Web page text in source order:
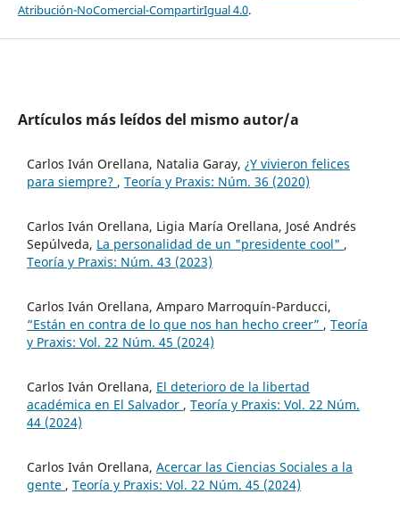
Atribución-NoComercial-CompartirIgual 4.0.
Artículos más leídos del mismo autor/a
Carlos Iván Orellana, Natalia Garay, ¿Y vivieron felices
para siempre? , Teoría y Praxis: Núm. 36 (2020)
Carlos Iván Orellana, Ligia María Orellana, José Andrés
Sepúlveda, La personalidad de un "presidente cool" ,
Teoría y Praxis: Núm. 43 (2023)
Carlos Iván Orellana, Amparo Marroquín-Parducci,
“Están en contra de lo que nos han hecho creer” , Teoría
y Praxis: Vol. 22 Núm. 45 (2024)
Carlos Iván Orellana, El deterioro de la libertad
académica en El Salvador , Teoría y Praxis: Vol. 22 Núm.
44 (2024)
Carlos Iván Orellana, Acercar las Ciencias Sociales a la
gente , Teoría y Praxis: Vol. 22 Núm. 45 (2024)